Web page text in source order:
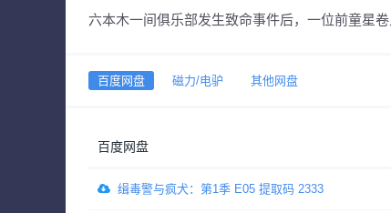
六本木一间俱乐部发生致命事件后，一位前童星
百度网盘 磁力/电驴 其他网盘
百度网盘
缉毒警与疯犬：第1季 E05 提取码 2333